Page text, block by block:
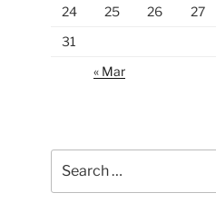
24
25 26 27
31
« Mar
for: